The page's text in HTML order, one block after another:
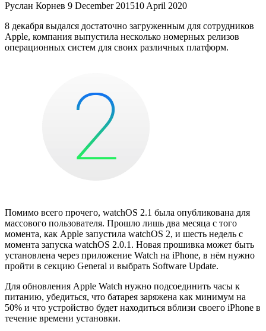
Руслан Корнев 9 December 201510 April 2020
8 декабря выдался достаточно загруженным для сотрудников
Apple, компания выпустила несколько номерных релизов
операционных систем для своих различных платформ.
Помимо всего прочего, watchOS 2.1 была опубликована для
массового пользователя. Прошло лишь два месяца с того
момента, как Apple запустила watchOS 2, и шесть недель с
момента запуска watchOS 2.0.1. Новая прошивка может быть
установлена через приложение Watch на iPhone, в нём нужно
пройти в секцию General и выбрать Software Update.
Для обновления Apple Watch нужно подсоединить часы к
питанию, убедиться, что батарея заряжена как минимум на
50% и что устройство будет находиться вблизи своего iPhone в
течение времени установки.